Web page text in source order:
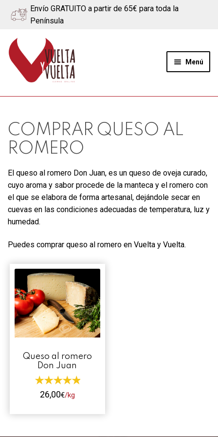
Envío GRATUITO a partir de 65€ para toda la
Península
Ir
a
navegación
Ir
al
contenido
Menú
Quiénes somos
Ternera
Cerdo
Quesos
Blog
Contacto
0 productos
COMPRAR QUESO AL
ROMERO
El queso al romero Don Juan, es un queso de oveja curado,
cuyo aroma y sabor procede de la manteca y el romero con
el que se elabora de forma artesanal, dejándole secar en
cuevas en las condiciones adecuadas de temperatura, luz y
humedad.
Puedes comprar queso al romero en Vuelta y Vuelta.
Queso al romero
Don Juan
26,00€/kg
Este